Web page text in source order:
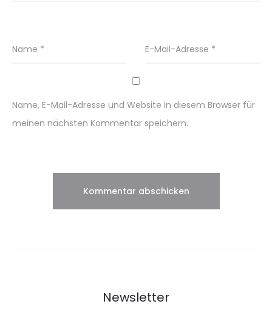
Name * E-Mail-Adresse *
Name, E-Mail-Adresse und Website in diesem Browser für
meinen nächsten Kommentar speichern.
Newsletter